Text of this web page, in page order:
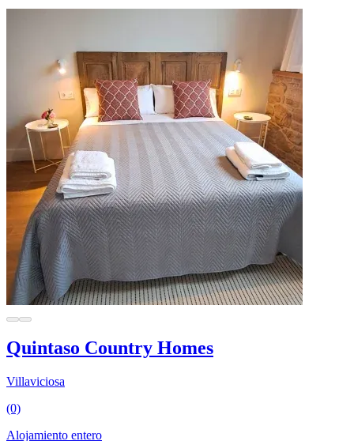
Quintaso Country Homes
Villaviciosa
(0)
Alojamiento entero